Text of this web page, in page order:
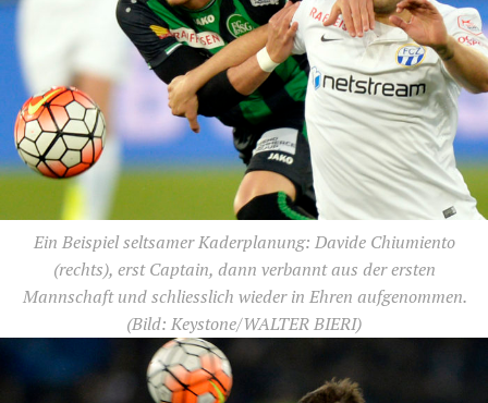
Ein Beispiel seltsamer Kaderplanung: Davide Chiumiento
(rechts), erst Captain, dann verbannt aus der ersten
Mannschaft und schliesslich wieder in Ehren aufgenommen.
(Bild: Keystone/WALTER BIERI)